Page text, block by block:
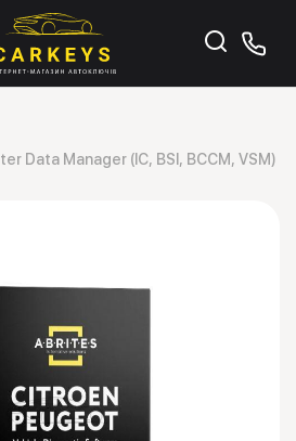
Data Manager (IC, BSI, BCCM, VSM)